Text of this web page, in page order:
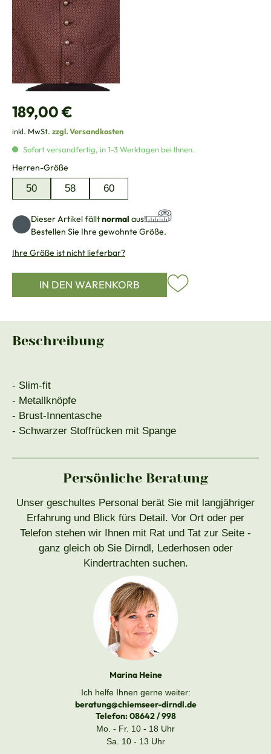
Regulärer Preis:
189,00 €
inkl. MwSt. zzgl. Versandkosten
Sofort versandfertig, in 1-3 Werktagen bei Ihnen.
Herren-Größe
50 58 60
Dieser Artikel fälltnormal aus!
Bestellen Sie Ihre gewohnte Größe.
Ihre Größe ist nicht lieferbar?
IN DEN WARENKORB
Beschreibung
- Slim-fit
- Metallknöpfe
- Brust-Innentasche
- Schwarzer Stoffrücken mit Spange
Persönliche Beratung
Unser geschultes Personal berät Sie mit langjähriger
Erfahrung und Blick fürs Detail. Vor Ort oder per
Telefon stehen wir Ihnen mit Rat und Tat zur Seite -
ganz gleich ob Sie Dirndl, Lederhosen oder
Kindertrachten suchen.
Marina Heine
Ich helfe Ihnen gerne weiter:
beratung@chiemseer-dirndl.de
Telefon:08642 / 998
Mo. - Fr. 10 - 18 Uhr
Sa. 10 - 13 Uhr